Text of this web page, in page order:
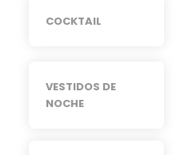
COCKTAIL
VESTIDOS DE
NOCHE